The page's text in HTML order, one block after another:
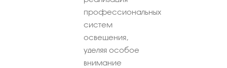
профессиональных
систем
освещения,
уделяя особое
внимание